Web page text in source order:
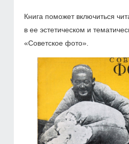
Книга поможет включиться
в ее эстетическом и
«Советское фото».